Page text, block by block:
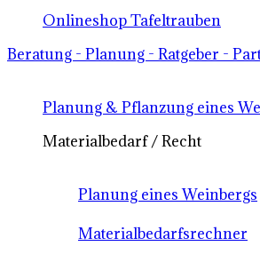
Onlineshop Tafeltrauben
Beratung - Planung - Ratgeber -
Planung & Pflanzung eines
Materialbedarf / Recht
Planung eines Weinbergs
Materialbedarfsrechner